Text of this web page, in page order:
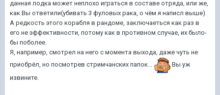
данная лодка может неплохо играться в составе отряда, или же,
как Вы ответили(убивать 3 фуловых рака, о чём я написл выше).
А редкость этого корабля в рандоме, заключаеться как раз в
его не эффективности, потому как в противном случае, их было-
бы поболее.
Я, например, смотрел на него с момента выхода, даже чуть не
приобрёл, но посмотрев стримчанских папок...
Вы уж
извините.